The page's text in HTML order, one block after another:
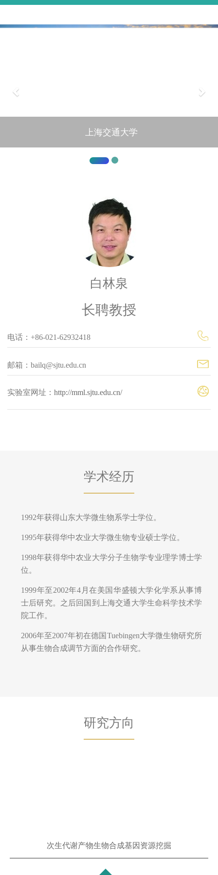
上海交通大学
白林泉
长聘教授
电话：+86-021-62932418
邮箱：bailq@sjtu.edu.cn
实验室网址： http://mml.sjtu.edu.cn/
学术经历
1992年获得山东大学微生物系学士学位。
1995年获得华中农业大学微生物专业硕士学位。
1998年获得华中农业大学分子生物学专业理学博士学
位。
1999年至2002年4月在美国华盛顿大学化学系从事博
士后研究。之后回国到上海交通大学生命科学技术学
院工作。
2006年至2007年初在德国Tuebingen大学微生物研究所
从事生物合成调节方面的合作研究。
研究方向
次生代谢产物生物合成基因资源挖掘